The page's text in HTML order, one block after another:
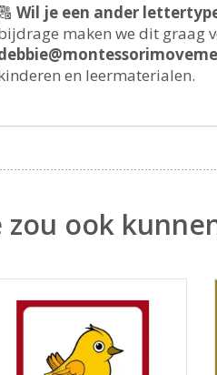
🔠 Wil je een ander
maken we dit graag
en leermaterialen.
zou ook